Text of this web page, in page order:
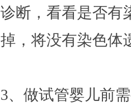
诊断，看看是否有
掉，将没有染色体
3、做试管婴儿前